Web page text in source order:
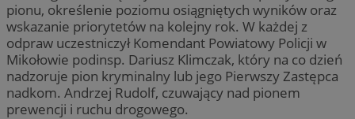
pionu, określenie poziomu osiągniętych wyników oraz
wskazanie priorytetów na kolejny rok. W każdej z
odpraw uczestniczył Komendant Powiatowy Policji w
Mikołowie podinsp. Dariusz Klimczak, który na co dzień
nadzoruje pion kryminalny lub jego Pierwszy Zastępca
nadkom. Andrzej Rudolf, czuwający nad pionem
prewencji i ruchu drogowego.